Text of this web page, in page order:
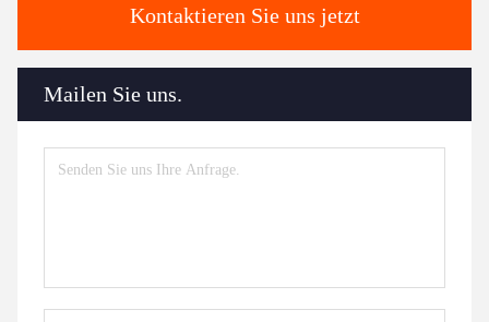
Kontaktieren Sie uns jetzt
Mailen Sie uns.